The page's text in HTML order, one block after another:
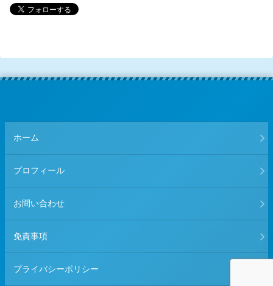
ホーム
プロフィール
お問い合わせ
免責事項
プライバシーポリシー